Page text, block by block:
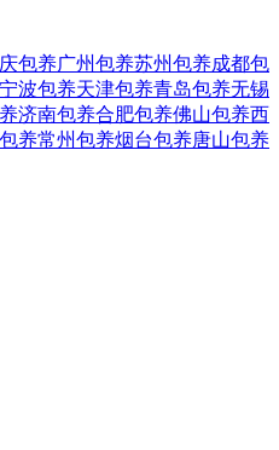
包养广州包养苏州包养成都包
宁波包养天津包养青岛包养无锡
济南包养合肥包养佛山包养西
养常州包养烟台包养唐山包养